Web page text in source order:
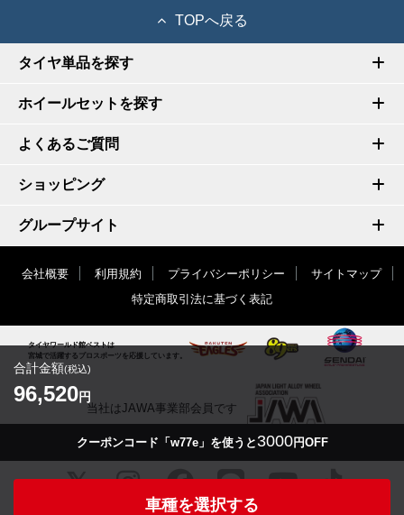
合計金額(税込)
96,520円
クーポンコード「w77e」を使うと 3000円OFF
車種を選択する
TOPへ戻る
タイヤ単品を探す
ホイールセットを探す
よくあるご質問
ショッピング
グループサイト
会社概要 利用規約 プライバシーポリシー
サイトマップ
特定商取引法に基づく表記
タイヤワールド館ベストは
宮城で活躍するプロスポーツを応援しています。
当社はJAWA事業部会員です